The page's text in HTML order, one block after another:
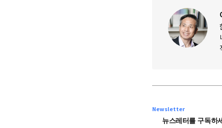
Newsletter
뉴스레터를 구독하